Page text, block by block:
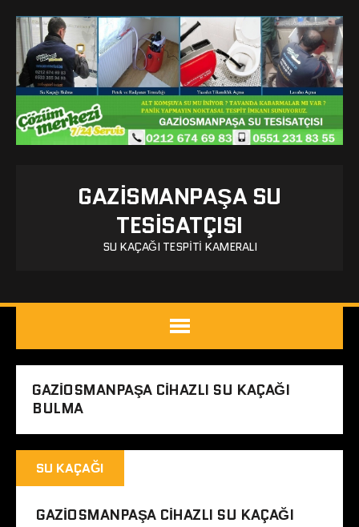
GAZISMANPAŞA SU
TESISATÇISI
SU KAÇAĞI TESPITI KAMERALI
GAZIOSMANPAŞA CIHAZLI SU KAÇAĞI
BULMA
SU KAÇAĞI
GAZIOSMANPAŞA CIHAZLI SU KAÇAĞI